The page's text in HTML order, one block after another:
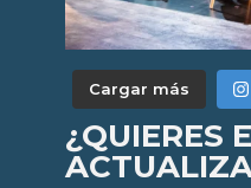
Cargar más
¿QUIERES